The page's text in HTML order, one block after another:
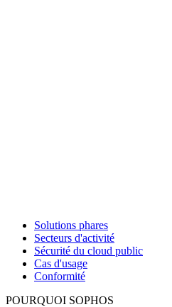
Solutions phares
Secteurs d'activité
Sécurité du cloud public
Cas d'usage
Conformité
POURQUOI SOPHOS